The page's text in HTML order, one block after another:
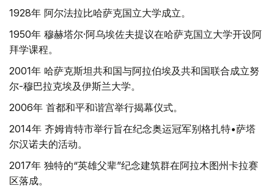
1928年 阿尔法拉比哈萨克国立大学成立。
1950年 穆赫塔尔·阿乌埃佐夫提议在哈萨克国立大学开设阿
拜学课程。
2001年 哈萨克斯坦共和国与阿拉伯埃及共和国联合成立努
尔-穆巴拉克埃及伊斯兰大学。
2006年 首都和平和谐宫举行揭幕仪式。
2014年 齐姆肯特市举行旨在纪念奥运冠军别格扎特•萨塔
尔汉诺夫的活动。
2017年 独特的“英雄父辈”纪念建筑群在阿拉木图州卡拉赛
区落成。